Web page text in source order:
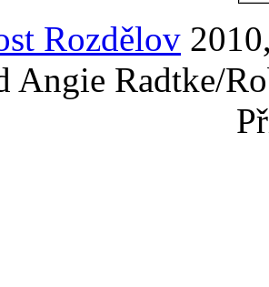
Rozdělov
Angie Radtke/